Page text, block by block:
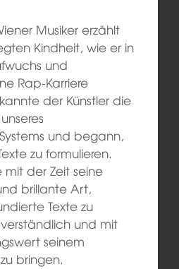
Musiker erzählt
Kindheit, wie er in
und
Rap-Karriere
der Künstler die
und begann,
zu formulieren.
mit der Zeit seine
brillante Art,
Texte zu
und mit
seinem
bringen.